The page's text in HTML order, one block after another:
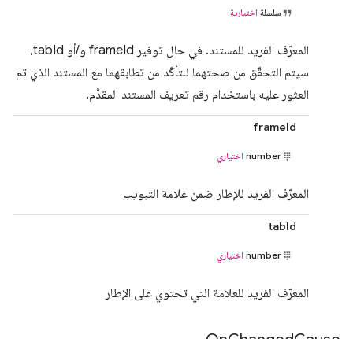
سلسلة اختيارية
المعرّف الفريد للمستند. في حال توفير frameId و/أو tabId،
سيتم التحقّق من صحتهما للتأكّد من تطابقهما مع المستند الذي تم
العثور عليه باستخدام رقم تعريف المستند المقدَّم.
frameId
number اختياري
المعرّف الفريد للإطار ضمن علامة التبويب
tabId
number اختياري
المعرّف الفريد للعلامة التي تحتوي على الإطار